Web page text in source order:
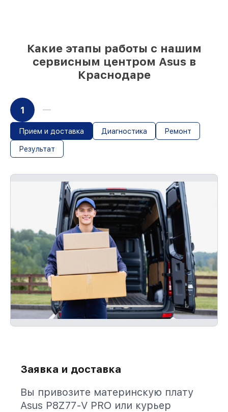
обслуживание началось сразу
Какие этапы работы с нашим
сервисным центром Asus в
Краснодаре
1
Прием и доставка Диагностика Ремонт
Результат
Заявка и доставка
Вы привозите материнскую плату
Asus P8Z77-V PRO или курьер